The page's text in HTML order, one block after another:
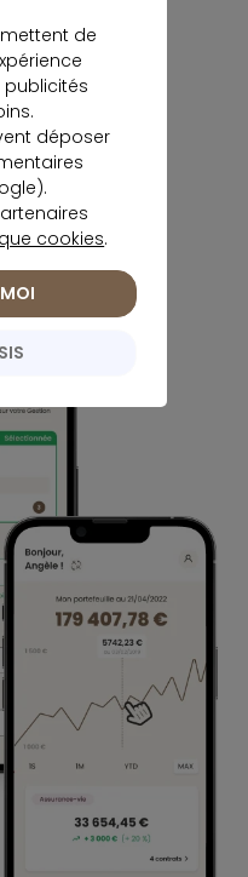
0 paperasse.
un conseiller.
de
déposer
cookies.